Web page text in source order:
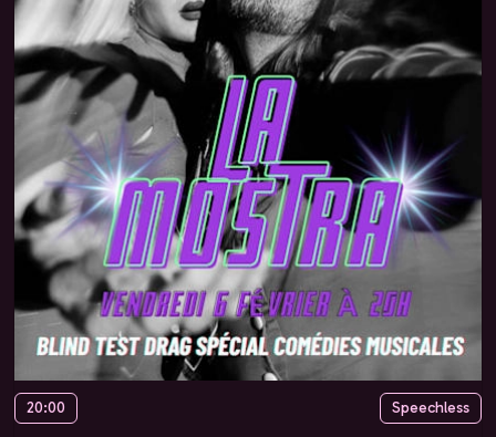
20:00 Speechless